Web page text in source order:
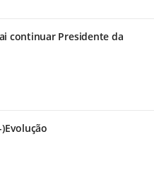
continuar Presidente da